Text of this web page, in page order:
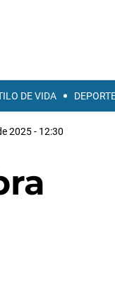
DE VIDA
2025 - 12:30